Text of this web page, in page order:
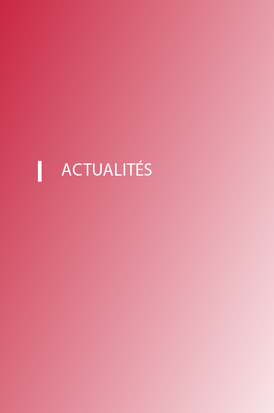
ACTUALITÉS